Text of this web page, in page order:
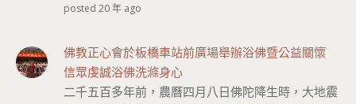
posted 20 年 ago
佛教正心會於板橋車站前廣場舉辦浴佛暨公益關懷
信眾虔誠浴佛洗滌身心
二千五百多年前，農曆四月八日佛陀降生時，大地震